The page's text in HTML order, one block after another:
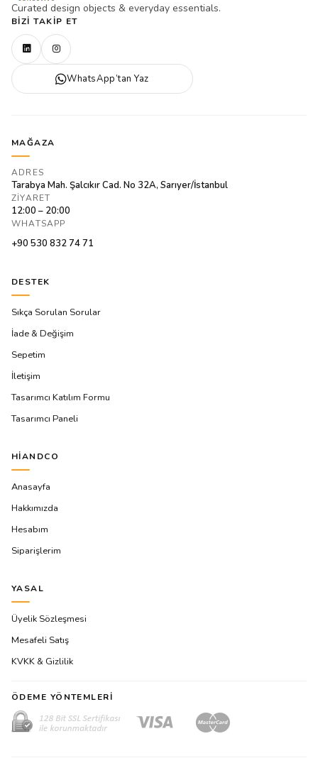
Curated design objects & everyday essentials.
BIZI TAKIP ET
WhatsApp’tan Yaz
MAĞAZA
ADRES
Tarabya Mah. Şalcıkır Cad. No 32A, Sarıyer/İstanbul
ZIYARET
12:00 – 20:00
WHATSAPP
+90 530 832 74 71
DESTEK
Sıkça Sorulan Sorular
İade & Değişim
Sepetim
İletişim
Tasarımcı Katılım Formu
Tasarımcı Paneli
HIANDCO
Anasayfa
Hakkımızda
Hesabım
Siparişlerim
YASAL
Üyelik Sözleşmesi
Mesafeli Satış
KVKK & Gizlilik
ÖDEME YÖNTEMLERI